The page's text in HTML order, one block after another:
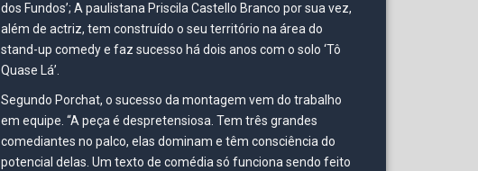
dos Fundos’; A paulistana Priscila Castello Branco por sua vez,
além de actriz, tem construído o seu território na área do
stand-up comedy e faz sucesso há dois anos com o solo ‘Tô
Quase Lá’.
Segundo Porchat, o sucesso da montagem vem do trabalho
em equipe. “A peça é despretensiosa. Tem três grandes
comediantes no palco, elas dominam e têm consciência do
potencial delas. Um texto de comédia só funciona sendo feito